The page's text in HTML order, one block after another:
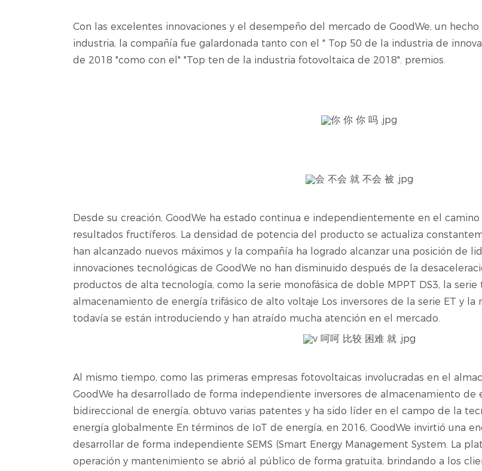
Con las excelentes innovaciones y el desempeño del mercado de GoodWe, un
industria, la compañía fue galardonada tanto con el " Top 50 de la industria de
de 2018 "como con el" "Top ten de la industria fotovoltaica de 2018". premios.
Desde su creación, GoodWe ha estado continua e independientemente en el
resultados fructíferos. La densidad de potencia del producto se actualiza
han alcanzado nuevos máximos y la compañía ha logrado alcanzar una posición de
innovaciones tecnológicas de GoodWe no han disminuido después de la
productos de alta tecnología, como la serie monofásica de doble MPPT DS3, la serie
almacenamiento de energía trifásico de alto voltaje Los inversores de la serie ET y la
todavía se están introduciendo y han atraído mucha atención en el mercado.
Al mismo tiempo, como las primeras empresas fotovoltaicas involucradas en el
GoodWe ha desarrollado de forma independiente inversores de almacenamiento de
bidireccional de energía, obtuvo varias patentes y ha sido líder en el campo de la
energía globalmente En términos de IoT de energía, en 2016, GoodWe invirtió una
desarrollar de forma independiente SEMS (Smart Energy Management System. La
operación y mantenimiento se abrió al público de forma gratuita, brindando a los